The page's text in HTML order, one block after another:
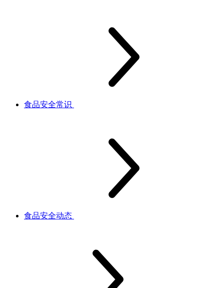
食品安全常识
食品安全动态